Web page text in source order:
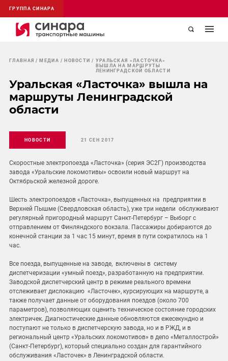
ГРУППА СИНАРА
ГЛАВНАЯ МЕДИА НОВОСТИ
УРАЛЬСКАЯ «ЛАСТОЧКА»
ВЫШЛА НА МАРШРУТЫ
ЛЕНИНГРАДСКОЙ ОБЛАСТИ
Уральская «Ласточка» вышла на
маршруты Ленинградской
области
НОВОСТИ 21 СЕН 2017
Скоростные электропоезда «Ласточка» (серия ЭС2Г) производства
завода «Уральские локомотивы» освоили новый маршрут на
Октябрьской железной дороге.
Шесть электропоездов «Ласточка», выпущенных на предприятии в
Верхней Пышме (Свердловская область), уже три недели обслуживают
регулярный пригородный маршрут Санкт-Петербург – Выборг с
отправлением от Финляндского вокзала. Пассажиры добираются до
конечной станции за 1 час 15 минут, время в пути сократилось на 1
час.
Все поезда, выпущенные на заводе, включены в систему
диспетчеризации «умный поезд», разработанную на предприятии.
Заводской диспетчерский центр в режиме реального времени
отслеживает дислокацию «Ласточек», курсирующих на маршруте, а
также получает данные от оборудования поездов (около 700
параметров), позволяющих оценить техническое состояние городских
электричек. Диагностические данные обновляются ежесекундно и
поступают не только в диспетчерскую завода, но и в РЖД, и в
региональный центр «Уральских локомотивов» в депо «Металлострой»
(Санкт-Петербург), который специально создан для гарантийного
обслуживания «Ласточек» в Ленинградской области.